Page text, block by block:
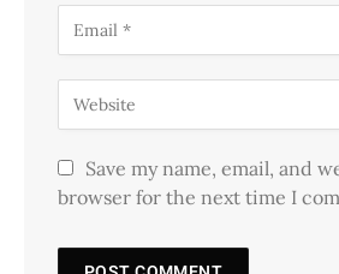
Save my name, email, and
browser for the next time I